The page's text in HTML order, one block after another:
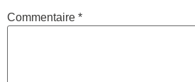
Commentaire *